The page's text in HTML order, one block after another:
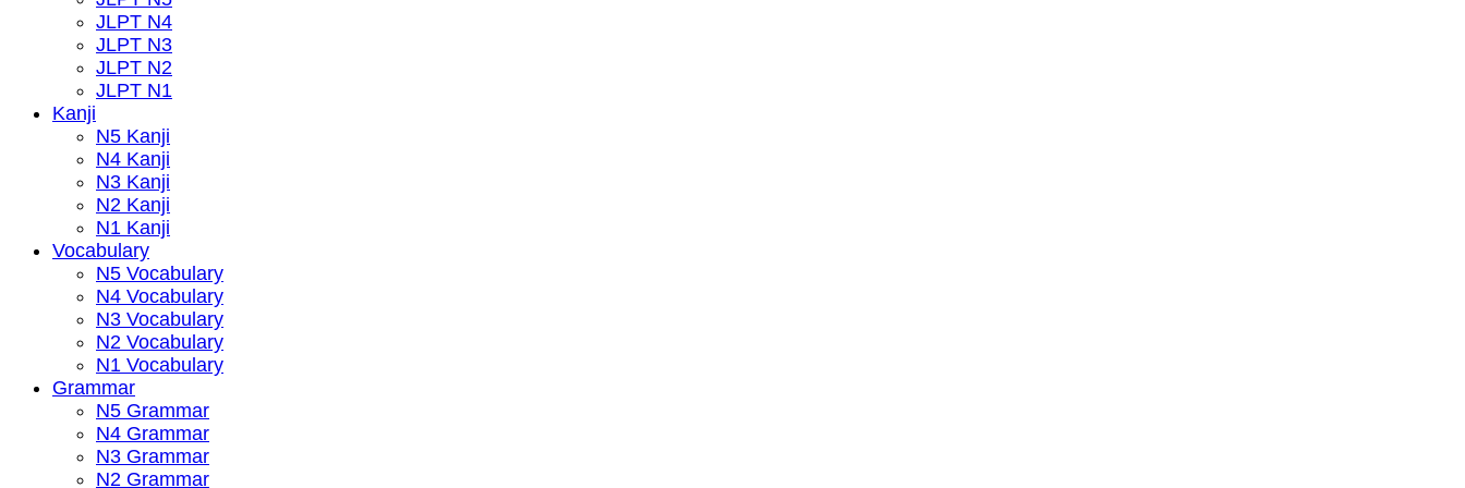
JLPT N4
JLPT N3
JLPT N2
JLPT N1
Kanji
N5 Kanji
N4 Kanji
N3 Kanji
N2 Kanji
N1 Kanji
Vocabulary
N5 Vocabulary
N4 Vocabulary
N3 Vocabulary
N2 Vocabulary
N1 Vocabulary
Grammar
N5 Grammar
N4 Grammar
N3 Grammar
N2 Grammar